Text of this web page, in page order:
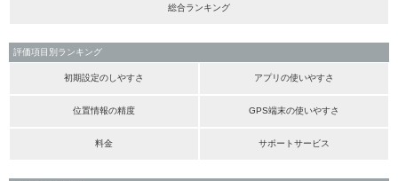
総合ランキング
評価項目別ランキング
初期設定のしやすさ アプリの使いやすさ
位置情報の精度 GPS端末の使いやすさ
料金 サポートサービス